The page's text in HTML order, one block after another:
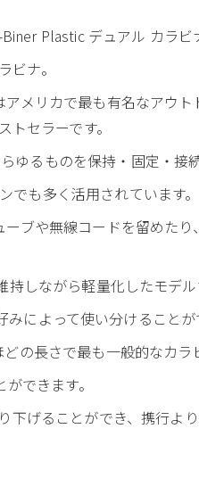
Plastic デュアル カラビ
ナ。
メリカで最も有名なアウ
トセラーです。
るものを保持・固定・接
も多く活用されています。
ブや無線コードを留めたり、
しながら軽量化したモデル
によって使い分けることが
の長さで最も一般的なカラ
できます。
げることができ、携行より